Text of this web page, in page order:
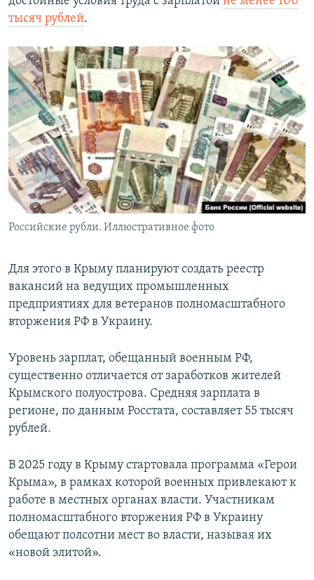
тысяч рублей.
Российские рубли. Иллюстративное фото
Для этого в Крыму планируют создать реестр
вакансий на ведущих промышленных
предприятиях для ветеранов полномасштабного
вторжения РФ в Украину.
Уровень зарплат, обещанный военным РФ,
существенно отличается от заработков жителей
Крымского полуострова. Средняя зарплата в
регионе, по данным Росстата, составляет 55 тысяч
рублей.
В 2025 году в Крыму стартовала программа «Герои
Крыма», в рамках которой военных привлекают к
работе в местных органах власти. Участникам
полномасштабного вторжения РФ в Украину
обещают полсотни мест во власти, называя их
«новой элитой».